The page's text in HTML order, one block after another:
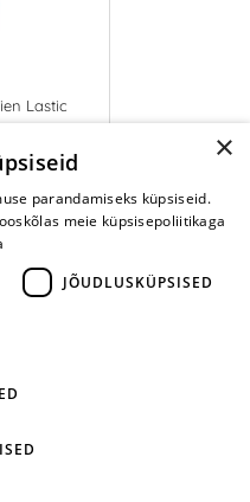
Lastic
×
parandamiseks küpsiseid.
meie küpsisepoliitikaga
JÕUDLUSKÜPSISED